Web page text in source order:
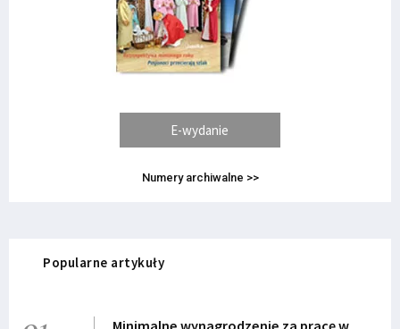
E-wydanie
Numery archiwalne >>
Popularne artykuły